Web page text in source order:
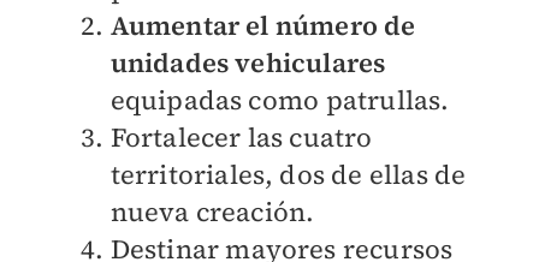
Aumentar el número de
unidades vehiculares
equipadas como patrullas.
Fortalecer las cuatro
territoriales, dos de ellas de
nueva creación.
Destinar mayores recursos